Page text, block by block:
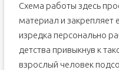
Схема работы здесь
материал и закрепляет
изредка персонально
детства привыкнув к
взрослый человек